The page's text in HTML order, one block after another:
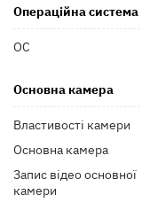
Операційна система
ОС
Основна камера
Властивості камери
Основна камера
Запис відео основної
камери